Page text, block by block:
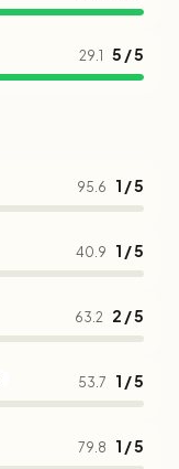
29.1 5 / 5
95.6 1 / 5
40.9 1 / 5
63.2 2 / 5
53.7 1 / 5
79.8 1 / 5